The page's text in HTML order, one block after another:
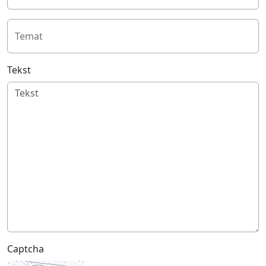
Temat
Tekst
Captcha